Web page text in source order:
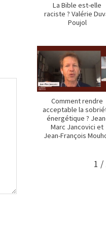
La Bible est-elle
raciste ? Valérie
Poujol
Comment rendre
acceptable la
énergétique ?
Marc Jancovici et
Jean-François
1 /